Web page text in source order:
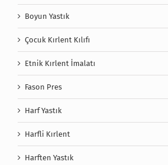
Boyun Yastık
Çocuk Kırlent Kılıfı
Etnik Kırlent İmalatı
Fason Pres
Harf Yastık
Harfli Kırlent
Harften Yastık